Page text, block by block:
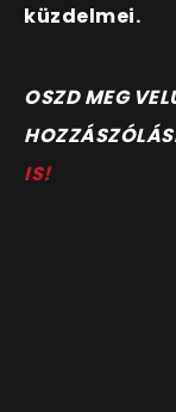
küzdelmei.
OSZD MEG
IS!